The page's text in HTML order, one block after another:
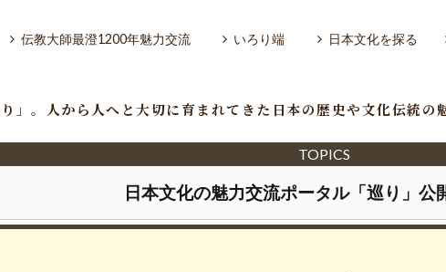
伝教大師最澄1200年魅力交流 いろり端 日本文化を探る
」。人から人へと大切に育まれてきた日本の歴史や文化伝統の
TOPICS
日本文化の魅力交流ポータル「巡り」公